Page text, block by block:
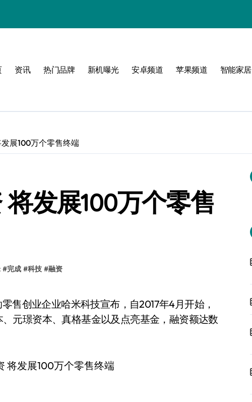
峰
体验
资讯 热门品牌 新机曝光 安卓频道 苹果频道 智能家居
展100万个零售终端
发展100万个零售
#完成 #科技 #融资
元璟资本、真格基金以及点亮基金，融资额达数